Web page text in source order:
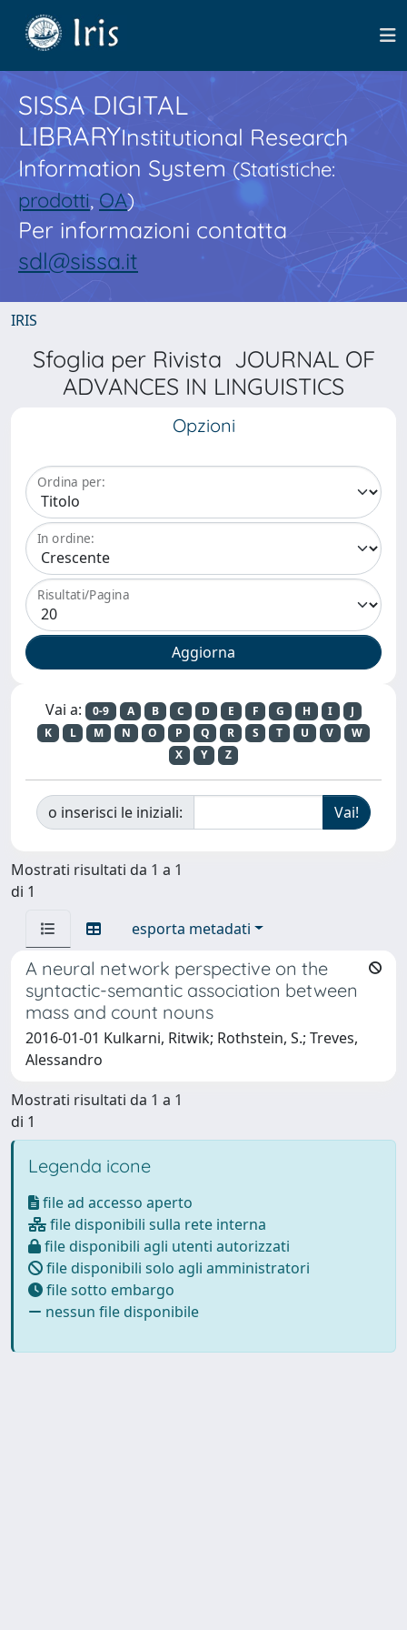
SISSA DIGITAL
LIBRARYInstitutional Research
Information System(Statistiche:
prodotti,OA)
Per informazioni contatta
sdl@sissa.it
IRIS
Sfoglia per Rivista JOURNAL OF
ADVANCES IN LINGUISTICS
Opzioni
Ordina per:
In ordine:
Risultati/Pagina
Vai a: 0-9 A B C D E F G H I
J
K
L M N O P Q R S T U V
W
X
Y Z
o inserisci le iniziali:
Mostrati risultati da 1 a 1
di 1
esporta metadati
A neural network perspective on the
syntactic-semantic association between
mass and count nouns
2016-01-01 Kulkarni, Ritwik; Rothstein, S.; Treves,
Alessandro
Mostrati risultati da 1 a 1
di 1
Legenda icone
file ad accesso aperto
file disponibili sulla rete interna
file disponibili agli utenti autorizzati
file disponibili solo agli amministratori
file sotto embargo
nessun file disponibile